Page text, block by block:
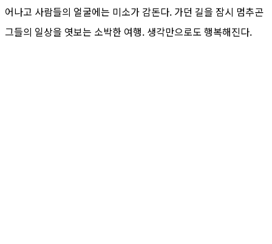
어나고 사람들의 얼굴에는 미소가 감돈다. 가던 길을 잠시 멈추곤
그들의 일상을 엿보는 소박한 여행. 생각만으로도 행복해진다.